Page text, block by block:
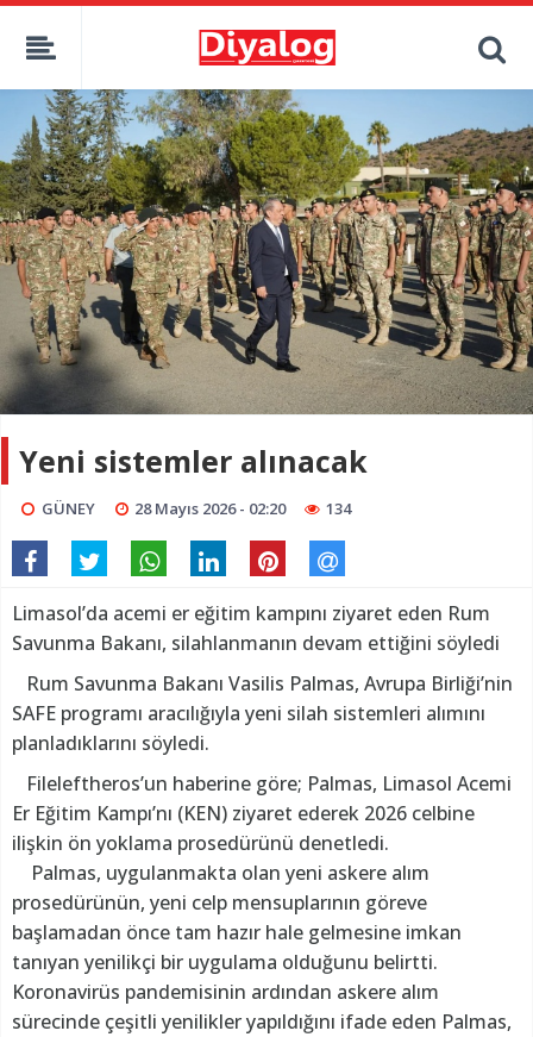
Yeni sistemler alınacak
GÜNEY 28 Mayıs 2026 - 02:20 134
Limasol’da acemi er eğitim kampını ziyaret eden Rum
Savunma Bakanı, silahlanmanın devam ettiğini söyledi
Rum Savunma Bakanı Vasilis Palmas, Avrupa Birliği’nin
SAFE programı aracılığıyla yeni silah sistemleri alımını
planladıklarını söyledi.
Fileleftheros’un haberine göre; Palmas, Limasol Acemi
Er Eğitim Kampı’nı (KEN) ziyaret ederek 2026 celbine
ilişkin ön yoklama prosedürünü denetledi.
Palmas, uygulanmakta olan yeni askere alım
prosedürünün, yeni celp mensuplarının göreve
başlamadan önce tam hazır hale gelmesine imkan
tanıyan yenilikçi bir uygulama olduğunu belirtti.
Koronavirüs pandemisinin ardından askere alım
sürecinde çeşitli yenilikler yapıldığını ifade eden Palmas,